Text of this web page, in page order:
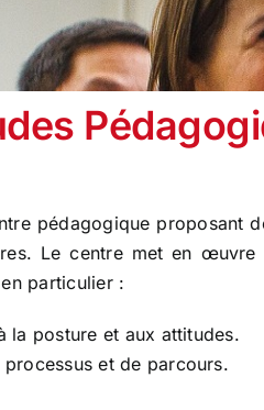
pédagogique proposant
Le centre met en
particulier :
la posture et aux attitudes.
et de parcours.